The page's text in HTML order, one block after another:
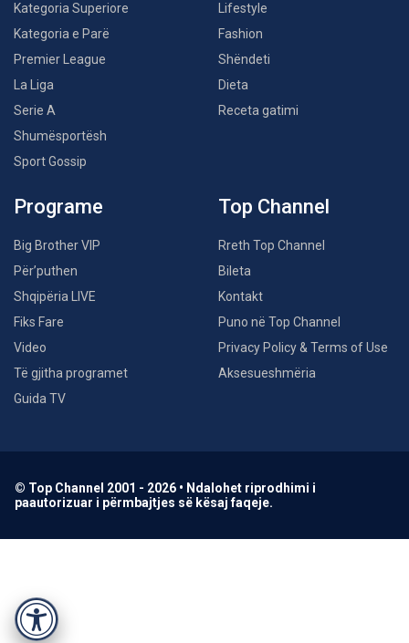
Kategoria Superiore
Kategoria e Parë
Premier League
La Liga
Serie A
Shumësportësh
Sport Gossip
Lifestyle
Fashion
Shëndeti
Dieta
Receta gatimi
Programe
Big Brother VIP
Për’puthen
Shqipëria LIVE
Fiks Fare
Video
Të gjitha programet
Guida TV
Top Channel
Rreth Top Channel
Bileta
Kontakt
Puno në Top Channel
Privacy Policy & Terms of Use
Aksesueshmëria
© Top Channel 2001 - 2026 • Ndalohet riprodhimi i
paautorizuar i përmbajtjes së kësaj faqeje.